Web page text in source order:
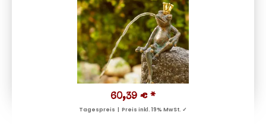
60,39 € *
Tagespreis | Preis inkl. 19% MwSt. ✓